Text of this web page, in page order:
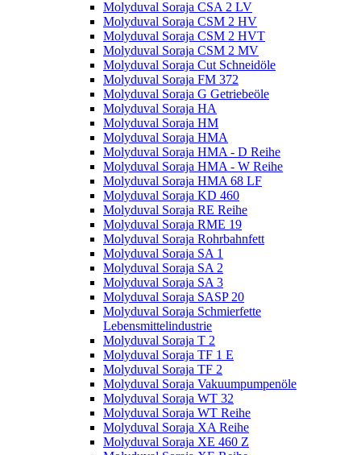
Molyduval Soraja CSA 2 LV
Molyduval Soraja CSM 2 HV
Molyduval Soraja CSM 2 HVT
Molyduval Soraja CSM 2 MV
Molyduval Soraja Cut Schneidöle
Molyduval Soraja FM 372
Molyduval Soraja G Getriebeöle
Molyduval Soraja HA
Molyduval Soraja HM
Molyduval Soraja HMA
Molyduval Soraja HMA - D Reihe
Molyduval Soraja HMA - W Reihe
Molyduval Soraja HMA 68 LF
Molyduval Soraja KD 460
Molyduval Soraja RE Reihe
Molyduval Soraja RME 19
Molyduval Soraja Rohrbahnfett
Molyduval Soraja SA 1
Molyduval Soraja SA 2
Molyduval Soraja SA 3
Molyduval Soraja SASP 20
Molyduval Soraja Schmierfette
Lebensmittelindustrie
Molyduval Soraja T 2
Molyduval Soraja TF 1 E
Molyduval Soraja TF 2
Molyduval Soraja Vakuumpumpenöle
Molyduval Soraja WT 32
Molyduval Soraja WT Reihe
Molyduval Soraja XA Reihe
Molyduval Soraja XE 460 Z